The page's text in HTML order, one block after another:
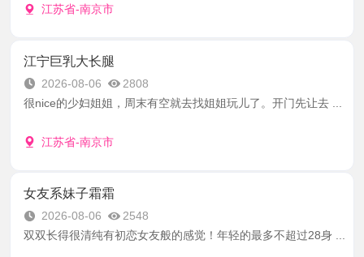
江苏省-南京市
江宁巨乳大长腿
2026-08-06
2808
很nice的少妇姐姐，周末有空就去找姐姐玩儿了。开门先让去 ...
江苏省-南京市
女友系妹子霜霜
2026-08-06
2548
双双长得很清纯有初恋女友般的感觉！年轻的最多不超过28身 ...